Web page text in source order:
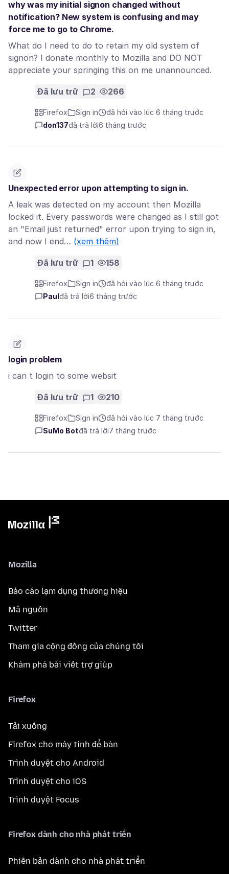
why was my initial signon changed without
notification? New system is confusing and may
force me to go to Chrome.
What do I need to do to retain my old system of
signon? I donate monthly to Mozilla and DO NOT
appreciate your springing this on me unannounced.
Đã lưu trữ 2 266
Firefox Sign in
đã hỏi vào lúc 6 tháng trước
don137đã trả lời6 tháng trước
Unexpected error upon attempting to sign in.
A leak was detected on my account then Mozilla
locked it. Every passwords were changed as I still got
an "Email just returned" error upon trying to sign in,
and now I end… (xem thêm)
Đã lưu trữ 1 158
Firefox Sign in
đã hỏi vào lúc 6 tháng trước
Paul đã trả lời6 tháng trước
login problem
i can t login to some websit
Đã lưu trữ 1 210
Firefox Sign in
đã hỏi vào lúc 7 tháng trước
SuMo Botđã trả lời7 tháng trước
Mozilla
Báo cáo lạm dụng thương hiệu
Mã nguồn
Twitter
Tham gia cộng đồng của chúng tôi
Khám phá bài viết trợ giúp
Firefox
Tải xuống
Firefox cho máy tính để bàn
Trình duyệt cho Android
Trình duyệt cho iOS
Trình duyệt Focus
Firefox dành cho nhà phát triển
Phiên bản dành cho nhà phát triển